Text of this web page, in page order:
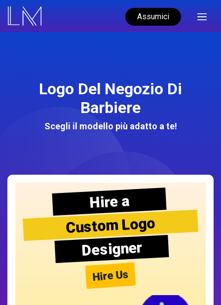
Assumici
Logo Del Negozio Di
Barbiere
Scegli il modello più adatto a te!
Hire a
Custom Logo
Designer
Hire Us